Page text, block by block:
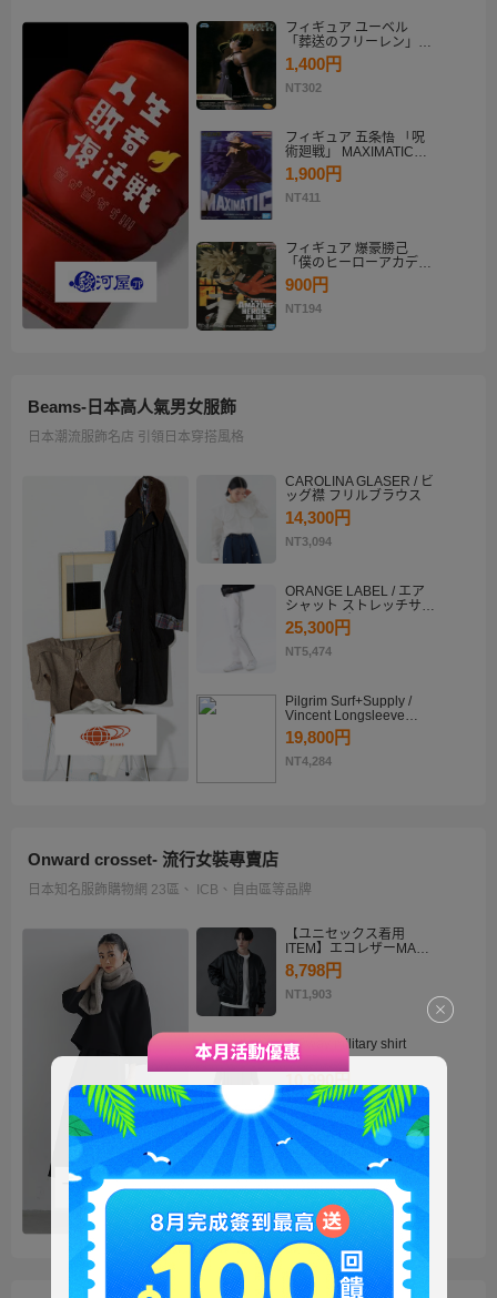
フィギュア ユーベル
「葬送のフリーレン」
Desktop×Decorate
Collection“ユーベル”
1,400円
NT302
フィギュア 五条悟 「呪
術廻戦」 MAXIMATIC
SATORU GOJO
1,900円
NT411
フィギュア 爆豪勝己
「僕のヒーローアカデミ
ア」 THE AMAZING
HEROES-PLUS-
KATSUKI BAKUGO II
900円
NT194
Beams-日本高人氣男女服飾
日本潮流服飾名店 引領日本穿搭風格
CAROLINA GLASER / ビ
ッグ襟 フリルブラウス
14,300円
NT3,094
ORANGE LABEL / エア
シャット ストレッチサイ
ドラインパンツ
25,300円
NT5,474
Pilgrim Surf+Supply /
Vincent Longsleeve
Shirt
19,800円
NT4,284
Onward crosset- 流行女裝專賣店
日本知名服飾購物網 23區、 ICB、自由區等品牌
【ユニセックス着用
ITEM】エコレザーMA－
1
8,798円
NT1,903
・2way military shirt
dress
NT2,378
【洗える】褒めらレディ
テーラード ジャケット
14,900円
NT3,224